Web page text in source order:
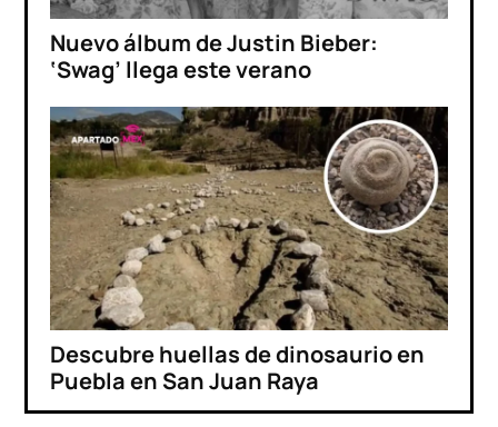
Nuevo álbum de Justin Bieber:
‘Swag’ llega este verano
Descubre huellas de dinosaurio en
Puebla en San Juan Raya